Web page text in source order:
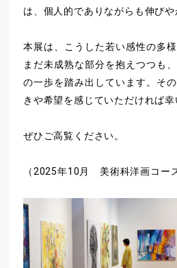
は、個人的でありながらも伸び
本展は、こうした若い感性の多
まだ未成熟な部分を抱えつつも
の一歩を踏み出しています。そ
きや希望を感じていただければ幸
ぜひご高覧ください。
（2025年10月 美術科洋画コー